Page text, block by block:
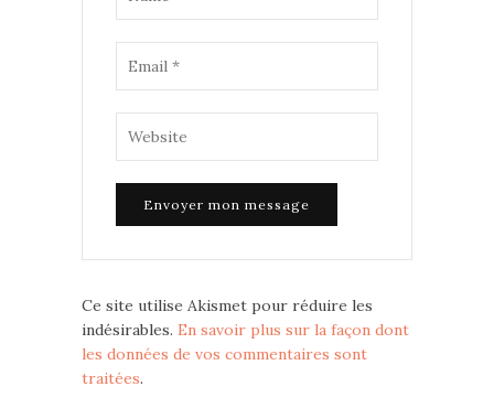
Ce site utilise Akismet pour réduire les
indésirables. En savoir plus sur la façon dont
les données de vos commentaires sont
traitées.